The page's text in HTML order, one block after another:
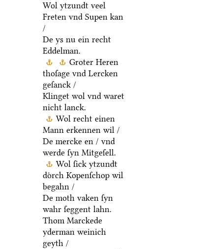
Wol ytzundt veel
Freten vnd Supen kan
/
De ys nu ein recht
Eddelman.
Groter Heren
thoſage vnd Lercken
geſanck /
Klinget wol vnd waret
nicht lanck.
Wol recht einen
Mann erkennen wil /
De mercke en / vnd
werde ſyn Mitgeſell.
Wol ſick ytzundt
doͤrch Kopenſchop wil
begahn /
De moth vaken ſyn
wahr ſeggent lahn.
Thom Marckede
yderman weinich
geyth /